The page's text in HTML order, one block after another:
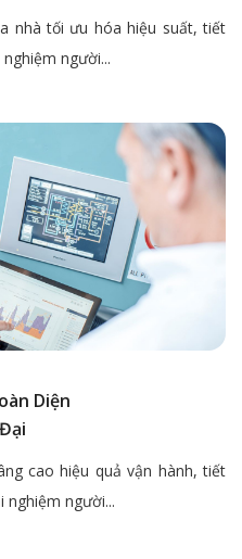
nhà tối ưu hóa hiệu suất, tiết
người...
Diện
cao hiệu quả vận hành, tiết
nghiệm người...